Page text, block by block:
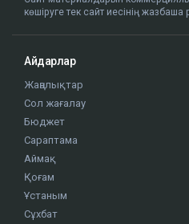
көшіруге тек сайт иесінің жазбаша
Айдарлар
Жаңалықтар
Сол жағалау
Бюджет
Сараптама
Аймақ
Қоғам
Ұстаным
Сұхбат